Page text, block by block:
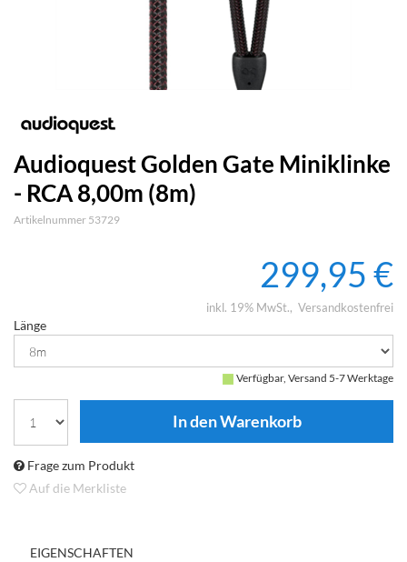
Audioquest Golden Gate Miniklinke
- RCA 8,00m (8m)
Artikelnummer 53729
299,95 €
inkl. 19% MwSt. Versandkostenfrei
Länge
Verfügbar, Versand 5-7 Werktage
Frage zum Produkt
Auf die Merkliste
EIGENSCHAFTEN